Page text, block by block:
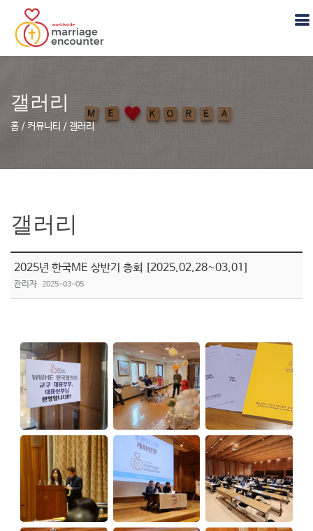
갤러리
홈 / 커뮤니티 / 갤러리
갤러리
2025년 한국ME 상반기 총회 [2025.02.28~03.01]
관리자 2025-03-05